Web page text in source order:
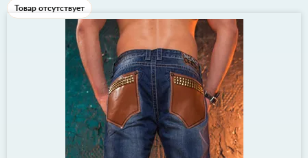
Товар отсутствует